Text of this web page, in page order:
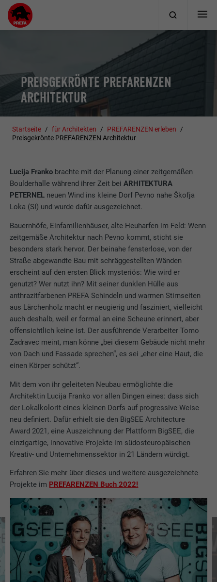
PREISGEKRÖNTE PREFARENZEN
ARCHITEKTUR
Startseite für Architekten
PREFARENZEN erleben
Preisgekrönte PREFARENZEN Architektur
Lucija Franko brachte mit der Planung einer zeitgemäßen
Boulderhalle während ihrer Zeit beiARHITEKTURA
PETERNEL neuen Wind ins kleine Dorf Pevno nahe Škofja
Loka (SI) und wurde dafür ausgezeichnet.
Bauernhöfe, Einfamilienhäuser, alte Heuharfen im Feld: Wenn
zeitgemäße Architektur nach Pevno kommt, sticht sie
besonders stark hervor. Der beinahe fensterlose, von der
Straße abgewandte Bau mit schräggestellten Wänden
erscheint auf den ersten Blick mysteriös: Wie wird er
genutzt? Wer nutzt ihn? Mit seiner dunklen Hülle aus
anthrazitfarbenen PREFA Schindeln und warmen Stirnseiten
aus Lärchenholz macht er neugierig und fasziniert, vielleicht
auch deshalb, weil er formal an eine Scheune erinnert, aber
offensichtlich keine ist. Der ausführende Verarbeiter Tomo
Zadravec meint, man könne „bei diesem Gebäude nicht mehr
von Dach und Fassade sprechen“, es sei „eher eine Haut, die
einen Körper schützt“.
Mit dem von ihr geleiteten Neubau ermöglichte die
Architektin Lucija Franko vor allen Dingen eines: dass sich
der Lokalkolorit eines kleinen Dorfs auf progressive Weise
neu definiert. Dafür erhielt sie den BigSEE Architecture
Award 2021, eine Auszeichnung der Plattform BigSEE, die
einzigartige, innovative Projekte im südosteuropäischen
Kreativ- und Unternehmenssektor in 21 Ländern würdigt.
Erfahren Sie mehr über dieses und weitere ausgezeichnete
Projekte im PREFARENZEN Buch 2022!